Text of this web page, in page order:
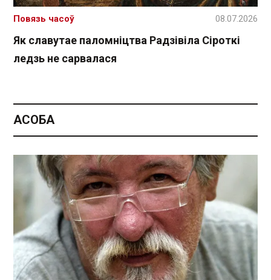
Як славутае паломніцтва Радзівіла Сіроткі
ледзь не сарвалася
Повязь часоў 08.07.2026
АСОБА